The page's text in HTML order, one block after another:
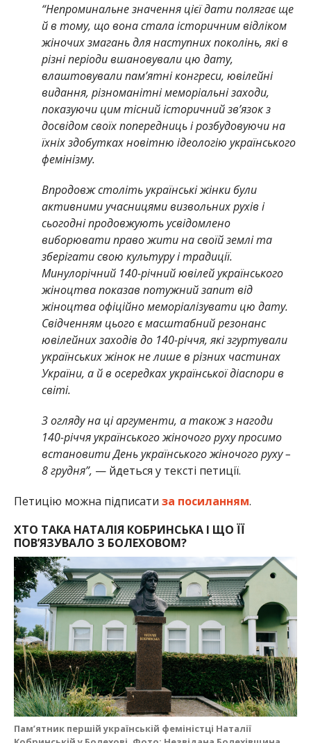
“Непроминальне значення цієї дати полягає ще
й в тому, що вона стала історичним відліком
жіночих змагань для наступних поколінь, які в
різні періоди вшановували цю дату,
влаштовували пам’ятні конгреси, ювілейні
видання, різноманітні меморіальні заходи,
показуючи цим тісний історичний зв’язок з
досвідом своїх попередниць і розбудовуючи на
їхніх здобутках новітню ідеологію українського
фемінізму.
Впродовж століть українські жінки були
активними учасницями визвольних рухів і
сьогодні продовжують усвідомлено
виборювати право жити на своїй землі та
зберігати свою культуру і традиції.
Минулорічний 140-річний ювілей українського
жіноцтва показав потужний запит від
жіноцтва офіційно меморіалізувати цю дату.
Свідченням цього є масштабний резонанс
ювілейних заходів до 140-річчя, які згуртували
українських жінок не лише в різних частинах
України, а й в осередках української діаспори в
світі.
З огляду на ці аргументи, а також з нагоди
140-річчя українського жіночого руху просимо
встановити День українського жіночого руху –
8 грудня”, — йдеться у тексті петиції.
Петицію можна підписати за посиланням.
ХТО ТАКА НАТАЛІЯ КОБРИНСЬКА І ЩО ЇЇ
ПОВ’ЯЗУВАЛО З БОЛЕХОВОМ?
Пам’ятник першій українській феміністці Наталії